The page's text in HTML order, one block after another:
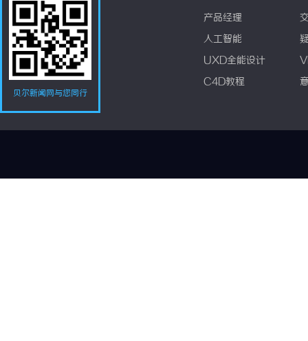
贝尔新闻网与您同行
产品经理
人工智能
UXD全能设计
C4D教程